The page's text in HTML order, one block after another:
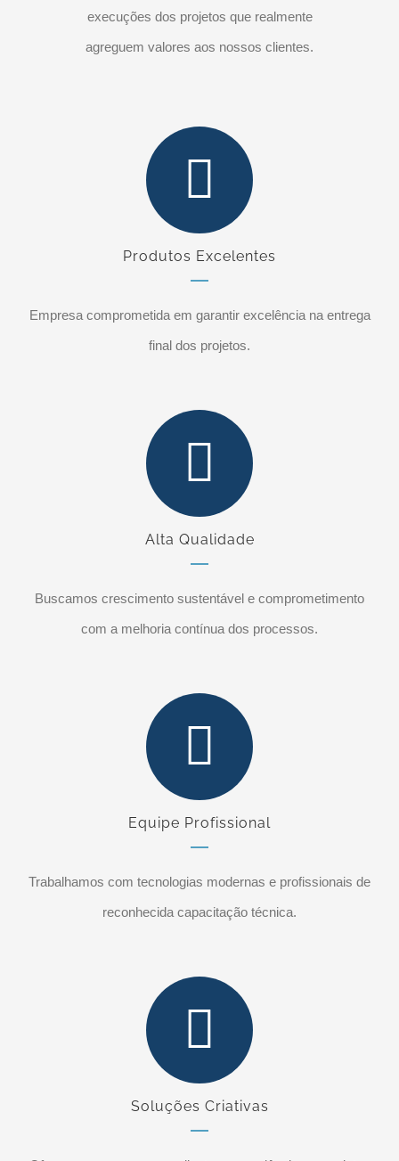
execuções dos projetos que realmente
agreguem valores aos nossos clientes.
Produtos Excelentes
Empresa comprometida em garantir excelência na entrega
final dos projetos.
Alta Qualidade
Buscamos crescimento sustentável e comprometimento
com a melhoria contínua dos processos.
Equipe Profissional
Trabalhamos com tecnologias modernas e profissionais de
reconhecida capacitação técnica.
Soluções Criativas